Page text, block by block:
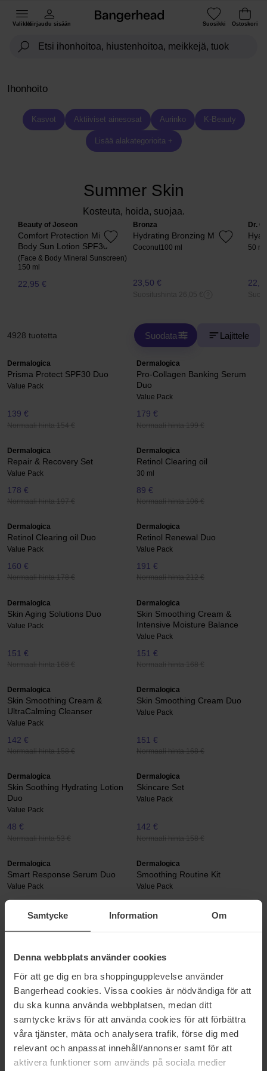
Samtycke Information Om
Denna webbplats använder cookies
För att ge dig en bra shoppingupplevelse använder
Bangerhead cookies. Vissa cookies är nödvändiga för att
du ska kunna använda webbplatsen, medan ditt
samtycke krävs för att använda cookies för att förbättra
våra tjänster, mäta och analysera trafik, förse dig med
relevant och anpassat innehåll/annonser samt för att
aktivera funktioner som används på sociala medier
ValikkoKirjaudu sisään Suosikki Ostoskori
Ihonhoito
Kasvot Aktiiviset ainesosat Aurinko K-Beauty
Lisää alakategorioita +
Summer Skin
Kosteuta, hoida, suojaa.
Beauty of Joseon
Comfort Protection Mineral
Body Sun Lotion SPF30
(Face & Body Mineral Sunscreen)
150 ml
22,95 €
Bronza
Hydrating Bronzing Mist
Coconut100 ml
23,50 €
Suositushinta 26,05 €
Dr.
50 ml
4928 tuotetta Suodata Lajittele
Dermalogica
Prisma Protect SPF30 Duo
Value Pack
139 €
Normaali hinta 154 €
Dermalogica
Pro-Collagen Banking Serum
Duo
Value Pack
179 €
Normaali hinta 199 €
Dermalogica
Repair & Recovery Set
Value Pack
178 €
Normaali hinta 197 €
Dermalogica
Retinol Clearing oil
30 ml
89 €
Normaali hinta 106 €
Dermalogica
Retinol Clearing oil Duo
Value Pack
160 €
Normaali hinta 178 €
Dermalogica
Retinol Renewal Duo
Value Pack
191 €
Normaali hinta 212 €
Dermalogica
Skin Aging Solutions Duo
Value Pack
151 €
Normaali hinta 168 €
Dermalogica
Skin Smoothing Cream &
Intensive Moisture Balance
Value Pack
151 €
Normaali hinta 168 €
Dermalogica
Skin Smoothing Cream &
UltraCalming Cleanser
Value Pack
142 €
Normaali hinta 158 €
Dermalogica
Skin Smoothing Cream Duo
Value Pack
151 €
Normaali hinta 168 €
Dermalogica
Skin Soothing Hydrating Lotion
Duo
Value Pack
48 €
Normaali hinta 53 €
Dermalogica
Skincare Set
Value Pack
142 €
Normaali hinta 158 €
Dermalogica
Smart Response Serum Duo
Value Pack
298 €
Normaali hinta 331 €
Dermalogica
Smoothing Routine Kit
Value Pack
187 €
Normaali hinta 208 €
Value Pack
179 €
Normaali hinta 199 €
Set
Value Pack
142 €
Normaali hinta 158 €
Dermalogica
Special Cleansing Gel &
Hydration Skin Smoothing
Cream
Special Cleansing Gel &
Intensive Moisture Balance
Value Pack